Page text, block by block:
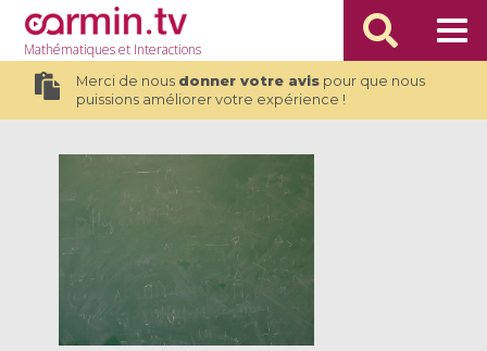
Mathématiqueset Interactions
Merci de nous donner votre avispour que nous
puissions améliorer votre expérience !